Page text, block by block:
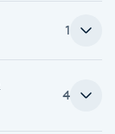
1
4